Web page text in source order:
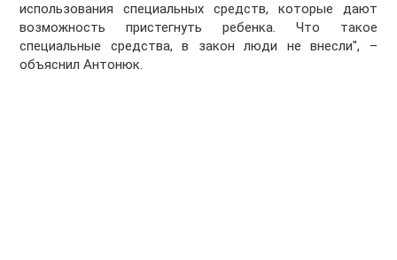
использования специальных средств, которые дают
возможность пристегнуть ребенка. Что такое
специальные средства, в закон люди не внесли", –
объяснил Антонюк.